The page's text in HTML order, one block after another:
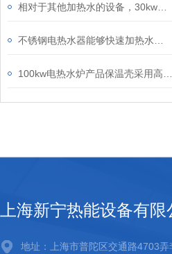
上海新宁热能设备有限
地址：上海市普陀区交通路4703